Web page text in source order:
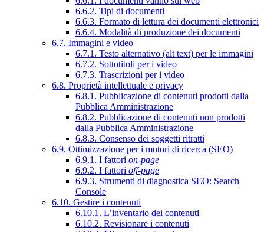
6.6.2. Tipi di documenti
6.6.3. Formato di lettura dei documenti elettronici
6.6.4. Modalità di produzione dei documenti
6.7. Immagini e video
6.7.1. Testo alternativo (alt text) per le immagini
6.7.2. Sottotitoli per i video
6.7.3. Trascrizioni per i video
6.8. Proprietà intellettuale e privacy
6.8.1. Pubblicazione di contenuti prodotti dalla
Pubblica Amministrazione
6.8.2. Pubblicazione di contenuti non prodotti
dalla Pubblica Amministrazione
6.8.3. Consenso dei soggetti ritratti
6.9. Ottimizzazione per i motori di ricerca (SEO)
6.9.1. I fattori on-page
6.9.2. I fattori off-page
6.9.3. Strumenti di diagnostica SEO: Search
Console
6.10. Gestire i contenuti
6.10.1. L’inventario dei contenuti
6.10.2. Revisionare i contenuti